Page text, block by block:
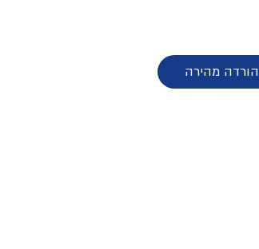
הורדה מהירה